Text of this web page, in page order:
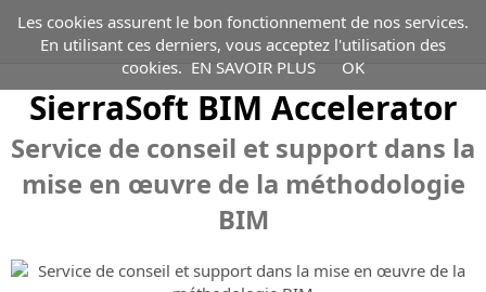
BIM
pour
topographie
infrastructures
PRODUITS
d'ensemble
BIM
pour
Extension
Framework
SierraSoft BIM AcceleratorThe BIM Accelerator service makes
it quick and easy to implement BIM in the planning, design,
construction and management of road and railway
infrastructures Service de conseil et support dans la mise en
œuvre de la méthodologie BIM
SierraSoft BIM Accelerator
Service de conseil et support dans la
mise en œuvre de la méthodologie
BIM
Les cookies assurent le bon fonctionnement de nos services.
En utilisant ces derniers, vous acceptez l'utilisation des
cookies. EN SAVOIR PLUS OK